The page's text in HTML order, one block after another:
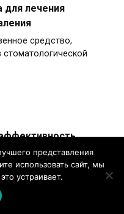
лечения
средство,
по
и отзывы
средство с
антисептическими
представления
использовать сайт, мы
устраивает.